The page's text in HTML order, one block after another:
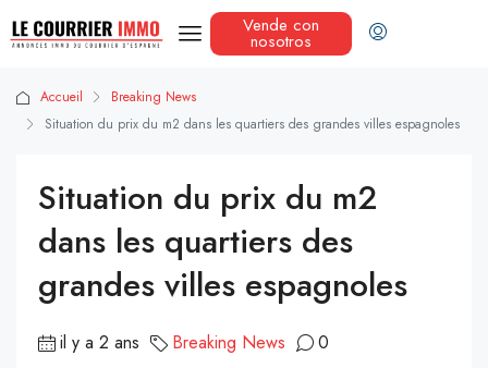
Vende con
nosotros
Accueil
Breaking News
Situation du prix du m2 dans les quartiers des grandes villes espagnoles
Situation du prix du m2
dans les quartiers des
grandes villes espagnoles
il y a 2 ans Breaking News 0